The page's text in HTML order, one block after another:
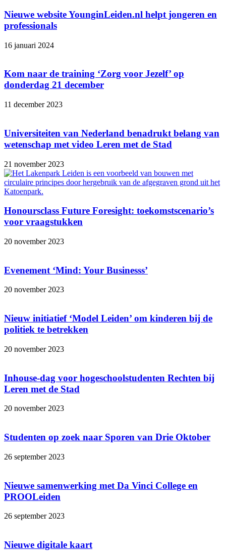
Nieuwe website YounginLeiden.nl helpt jongeren en
professionals
16 januari 2024
Kom naar de training ‘Zorg voor Jezelf’ op
donderdag 21 december
11 december 2023
Universiteiten van Nederland benadrukt belang van
wetenschap met video Leren met de Stad
21 november 2023
Honoursclass Future Foresight: toekomstscenario’s
voor vraagstukken
20 november 2023
Evenement ‘Mind: Your Businesss’
20 november 2023
Nieuw initiatief ‘Model Leiden’ om kinderen bij de
politiek te betrekken
20 november 2023
Inhouse-dag voor hogeschoolstudenten Rechten bij
Leren met de Stad
20 november 2023
Studenten op zoek naar Sporen van Drie Oktober
26 september 2023
Nieuwe samenwerking met Da Vinci College en
PROOLeiden
26 september 2023
Nieuwe digitale kaart